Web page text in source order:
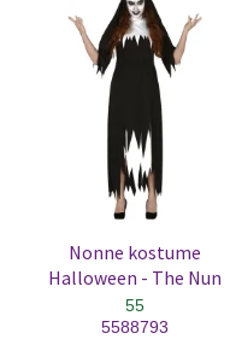
Nonne kostume
Halloween - The Nun
55
5588793